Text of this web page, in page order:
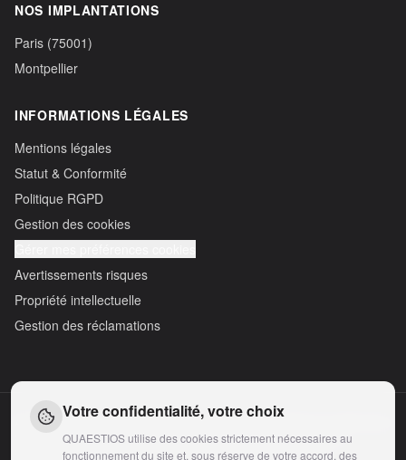
Votre confidentialité, votre choix
QUAESTIOS utilise des cookies strictement nécessaires au
fonctionnement du site et, sous réserve de votre accord, des
NOS IMPLANTATIONS
Paris (75001)
Montpellier
INFORMATIONS LÉGALES
Mentions légales
Statut & Conformité
Politique RGPD
Gestion des cookies
Avertissements risques
Propriété intellectuelle
Gestion des réclamations
Avertissement : Les informations et simulateurs présentés sur ce site ont un
caractère informatif et pédagogique. Ils ne constituent ni un conseil
personnalisé, ni une offre contractuelle, ni une recommandation